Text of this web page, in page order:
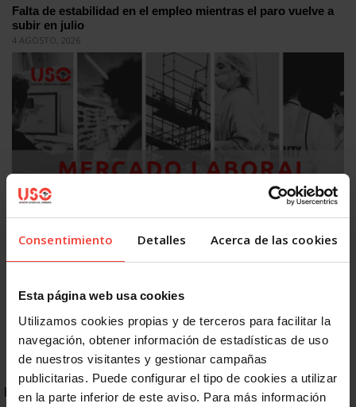
Consentimiento Detalles Acerca de las cookies
Esta página web usa cookies
Utilizamos cookies propias y de terceros para facilitar la
navegación, obtener información de estadísticas de uso
de nuestros visitantes y gestionar campañas
publicitarias. Puede configurar el tipo de cookies a utilizar
en la parte inferior de este aviso. Para más información
Falta de estabilidad en el empleo mientras el paro vuelve a
subir en julio
4 AGOSTO, 2026
Mercado laboral 2026: más indefinidos sobre el papel, más
ENLACES DESTACADOS